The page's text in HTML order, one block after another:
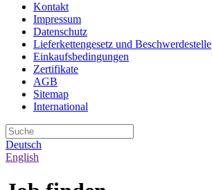
Kontakt
Impressum
Datenschutz
Lieferkettengesetz und Beschwerdestelle
Einkaufsbedingungen
Zertifikate
AGB
Sitemap
International
Deutsch
English